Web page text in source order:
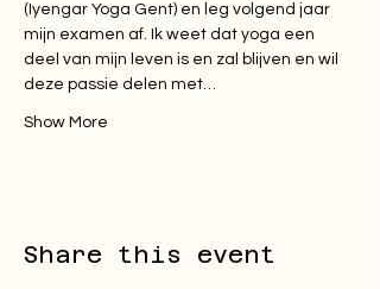
(Iyengar Yoga Gent) en leg volgend jaar
mijn examen af. Ik weet dat yoga een
deel van mijn leven is en zal blijven en wil
deze passie delen met…
Show More
Share this event